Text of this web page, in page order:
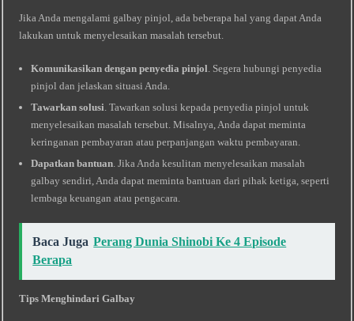
Jika Anda mengalami galbay pinjol, ada beberapa hal yang dapat Anda
lakukan untuk menyelesaikan masalah tersebut.
Komunikasikan dengan penyedia pinjol. Segera hubungi penyedia
pinjol dan jelaskan situasi Anda.
Tawarkan solusi. Tawarkan solusi kepada penyedia pinjol untuk
menyelesaikan masalah tersebut. Misalnya, Anda dapat meminta
keringanan pembayaran atau perpanjangan waktu pembayaran.
Dapatkan bantuan. Jika Anda kesulitan menyelesaikan masalah
galbay sendiri, Anda dapat meminta bantuan dari pihak ketiga, seperti
lembaga keuangan atau pengacara.
Baca Juga Perang Dunia Shinobi Ke 4 Episode
Berapa
Tips Menghindari Galbay